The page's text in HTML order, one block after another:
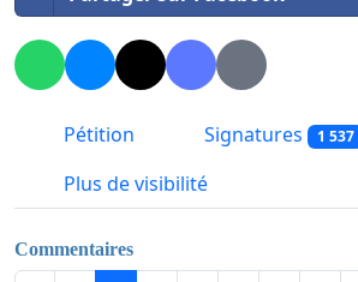
Pétition Signatures 1 537
Plus de visibilité
Commentaires